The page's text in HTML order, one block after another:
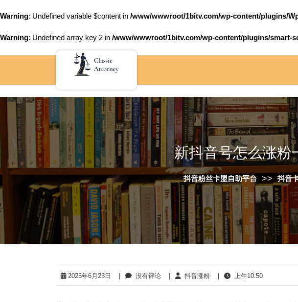
Warning: Undefined variable $content in /www/wwwroot/1bitv.com/wp-content/plugins/
Warning: Undefined array key 2 in /www/wwwroot/1bitv.com/wp-content/plugins/smart-
新抖音号怎么涨粉
抖音粉丝卡盟自助平台 >> 抖音
2025年6月23日 没有评论 抖音涨粉 上午10:50